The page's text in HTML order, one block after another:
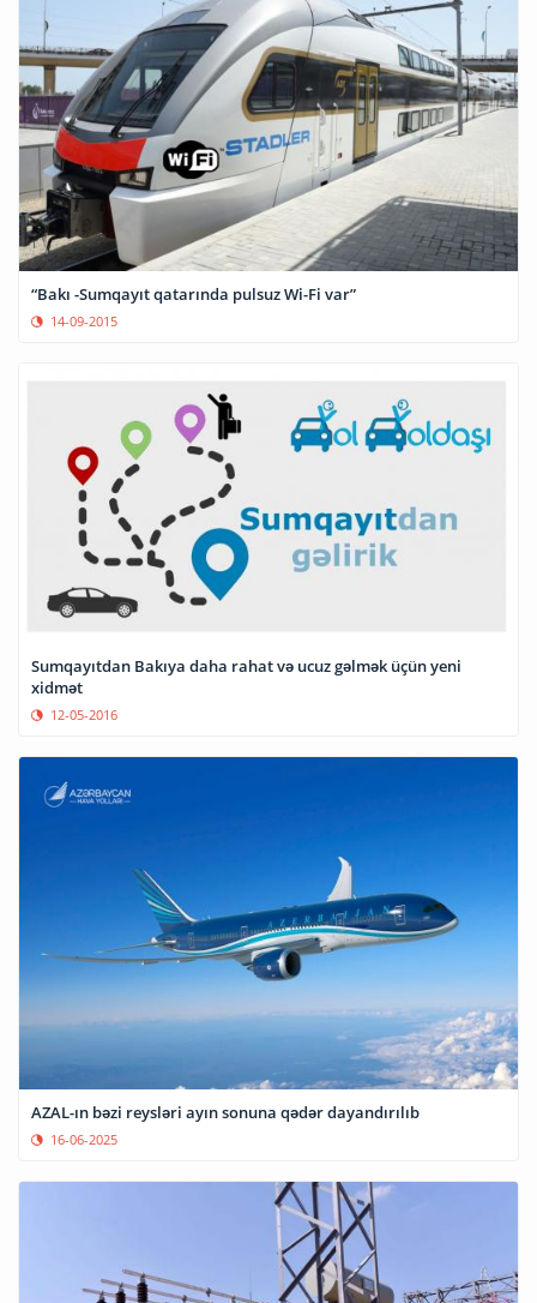
“Bakı -Sumqayıt qatarında pulsuz Wi-Fi var”
14-09-2015
Sumqayıtdan Bakıya daha rahat və ucuz gəlmək üçün yeni
xidmət
12-05-2016
AZAL-ın bəzi reysləri ayın sonuna qədər dayandırılıb
16-06-2025